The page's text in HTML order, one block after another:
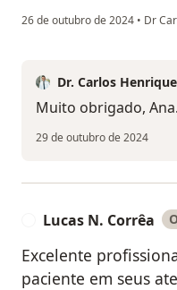
26 de outubro de 2024 • Dr
Dr. Carlos
Muito obrigado,
29 de outubro de 2024
Lucas N. Corrêa
Excelente
paciente em seus